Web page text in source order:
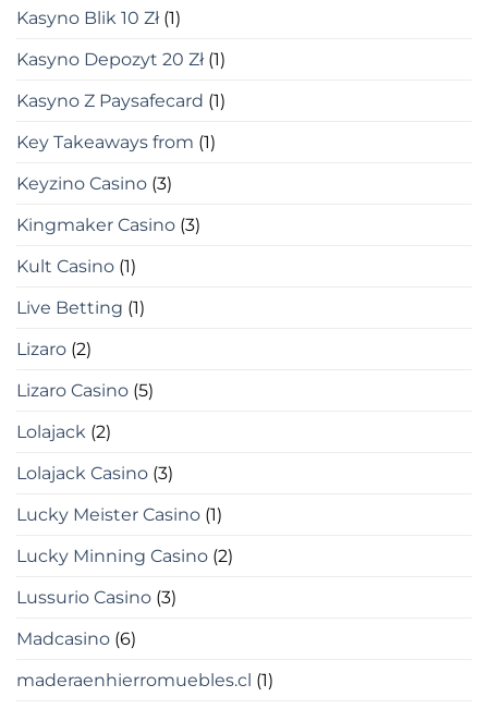
Kasyno Blik 10 Zł(1)
Kasyno Depozyt 20 Zł(1)
Kasyno Z Paysafecard (1)
Key Takeaways from (1)
Keyzino Casino (3)
Kingmaker Casino (3)
Kult Casino (1)
Live Betting (1)
Lizaro (2)
Lizaro Casino (5)
Lolajack (2)
Lolajack Casino (3)
Lucky Meister Casino (1)
Lucky Minning Casino (2)
Lussurio Casino (3)
Madcasino (6)
maderaenhierromuebles.cl (1)